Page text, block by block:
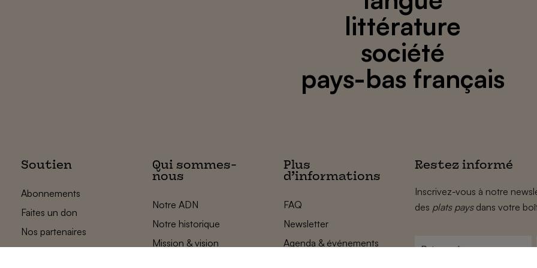
littérature
société
pays-bas français
Soutien
Abonnements
Faites un don
Nos partenaires
Qui sommes-
nous
Notre ADN
Notre historique
Mission & vision
Plus
d’informations
FAQ
Newsletter
Agenda & événements
Restez informé
Inscrivez-vous à notre
des plats paysdans votre